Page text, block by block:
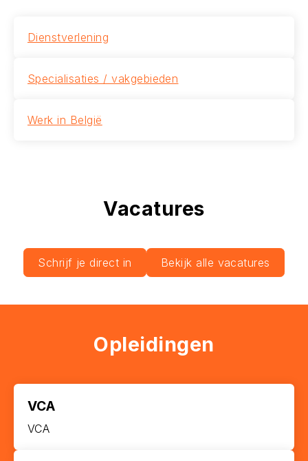
Dienstverlening
Specialisaties / vakgebieden
Werk in België
Vacatures
Schrijf je direct in Bekijk alle vacatures
Opleidingen
VCA
VCA